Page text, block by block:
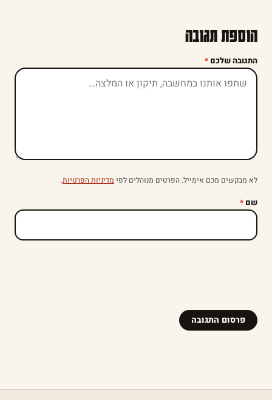
הוספת תגובה
התגובה שלכם *
לא מבקשים מכם אימייל. הפרטים מנוהלים לפי מדיניות הפרטיות.
שם *